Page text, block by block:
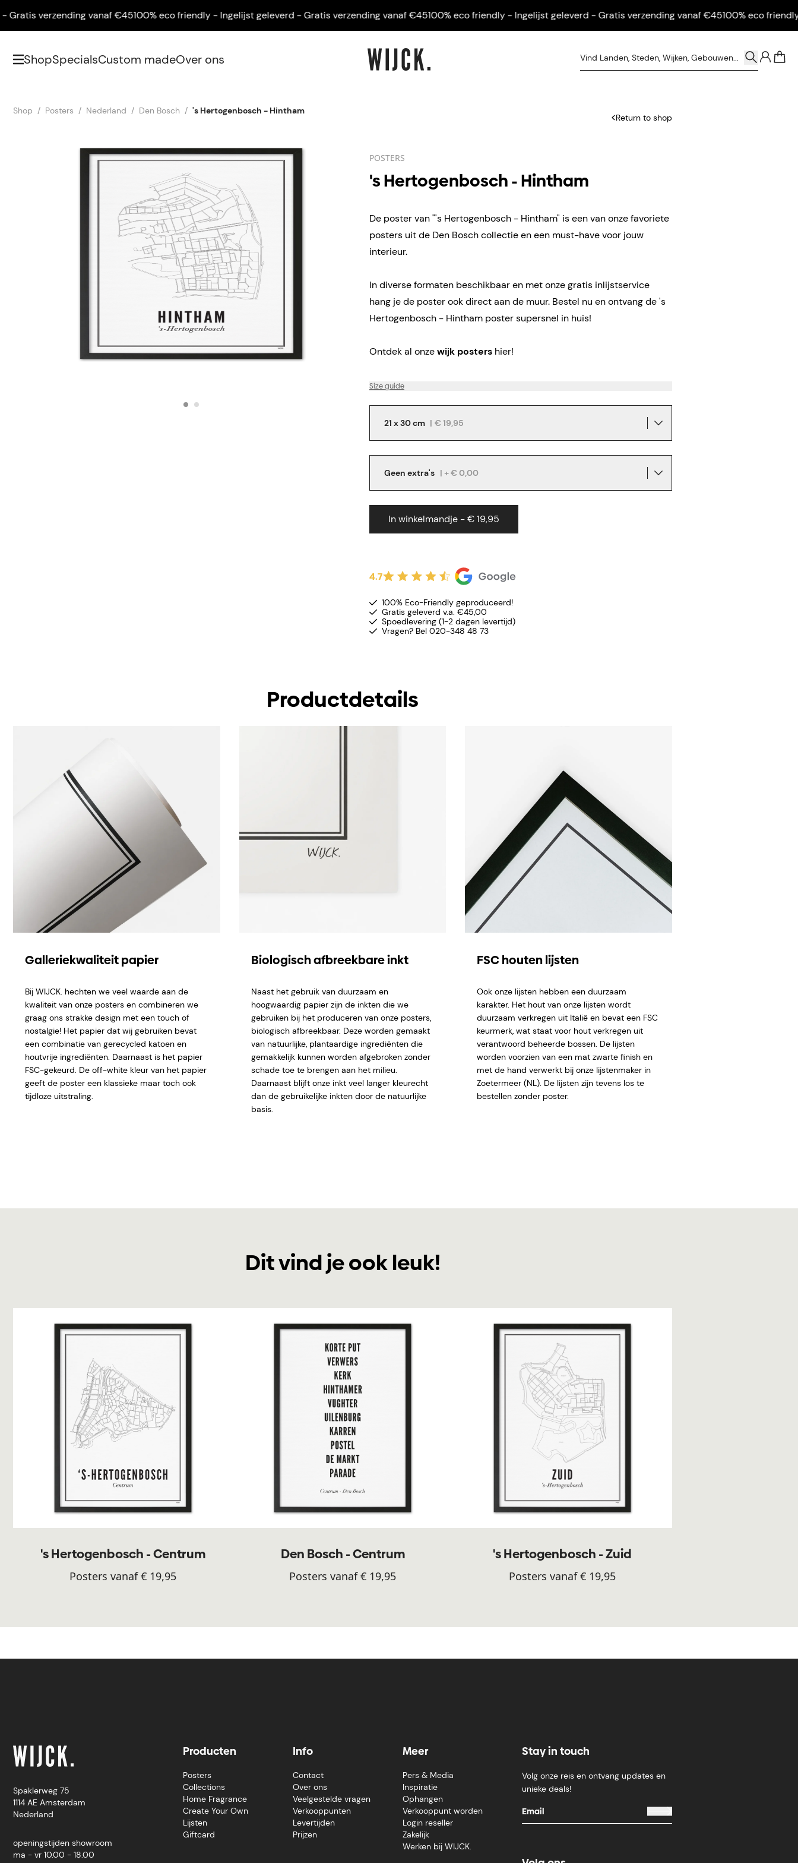
verzending vanaf €45100% eco friendly - Ingelijst geleverd - Gratis verzending vanaf €45100% eco friendly - Ingelijst geleverd - Gratis verzending vanaf €45100% eco friendly -
ShopSpecialsCustom madeOver ons
Shop Posters Nederland Den Bosch 's Hertogenbosch - Hintham
Return to shop
POSTERS
's Hertogenbosch - Hintham
De poster van "'s Hertogenbosch - Hintham" is een van onze favoriete
posters uit de Den Bosch collectie en een must-have voor jouw
interieur.
In diverse formaten beschikbaar en met onze gratis inlijstservice
hang je de poster ook direct aan de muur. Bestel nu en ontvang de 's
Hertogenbosch - Hintham poster supersnel in huis!
Ontdek al onzewijk posters hier!
Size guide
21 x 30 cm | € 19,95
Geen extra's | + € 0,00
In winkelmandje - € 19,95
4.7
100% Eco-Friendly geproduceerd!
Gratis geleverd v.a. €45,00
Spoedlevering (1-2 dagen levertijd)
Vragen? Bel 020-348 48 73
Productdetails
Galleriekwaliteit papier
Bij WIJCK. hechten we veel waarde aan de
kwaliteit van onze posters en combineren we
graag ons strakke design met een touch of
nostalgie! Het papier dat wij gebruiken bevat
een combinatie van gerecycled katoen en
houtvrije ingrediënten. Daarnaast is het papier
FSC-gekeurd. De off-white kleur van het papier
geeft de poster een klassieke maar toch ook
tijdloze uitstraling.
Biologisch afbreekbare inkt
Naast het gebruik van duurzaam en
hoogwaardig papier zijn de inkten die we
gebruiken bij het produceren van onze posters,
biologisch afbreekbaar. Deze worden gemaakt
van natuurlijke, plantaardige ingrediënten die
gemakkelijk kunnen worden afgebroken zonder
schade toe te brengen aan het milieu.
Daarnaast blijft onze inkt veel langer kleurecht
dan de gebruikelijke inkten door de natuurlijke
basis.
FSC houten lijsten
Ook onze lijsten hebben een duurzaam
karakter. Het hout van onze lijsten wordt
duurzaam verkregen uit Italië en bevat een FSC
keurmerk, wat staat voor hout verkregen uit
verantwoord beheerde bossen. De lijsten
worden voorzien van een mat zwarte finish en
met de hand verwerkt bij onze lijstenmaker in
Zoetermeer (NL). De lijsten zijn tevens los te
bestellen zonder poster.
Dit vind je ook leuk!
's Hertogenbosch - Centrum
Posters vanaf € 19,95
Den Bosch - Centrum
Posters vanaf € 19,95
's Hertogenbosch - Zuid
Posters vanaf € 19,95
Spaklerweg 75
1114 AE Amsterdam
Nederland
openingstijden showroom
ma - vr 10.00 - 18.00
Producten
Posters
Collections
Home Fragrance
Create Your Own
Lijsten
Giftcard
Info
Contact
Over ons
Veelgestelde vragen
Verkooppunten
Levertijden
Prijzen
Meer
Pers & Media
Inspiratie
Ophangen
Verkooppunt worden
Login reseller
Zakelijk
Werken bij WIJCK.
Stay in touch
Volg onze reis en ontvang updates en
unieke deals!